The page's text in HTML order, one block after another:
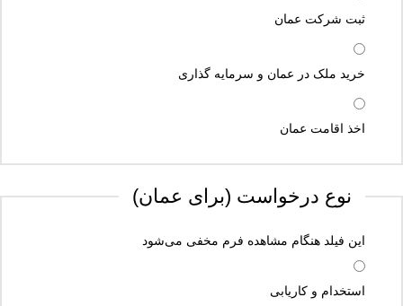
ثبت شرکت عمان
خرید ملک در عمان و سرمایه گذاری
اخذ اقامت عمان
این فیلد هنگام مشاهده فرم مخفی می‌شود
نوع درخواست (برای عمان)
استخدام و کاریابی